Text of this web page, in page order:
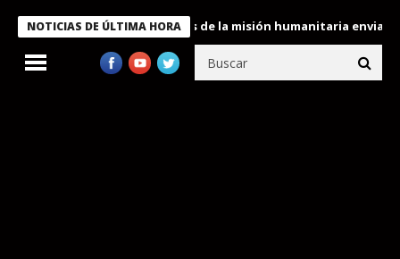
NOTICIAS DE ÚLTIMA HORA
condecora a miembros de la misión humanitaria enviada a